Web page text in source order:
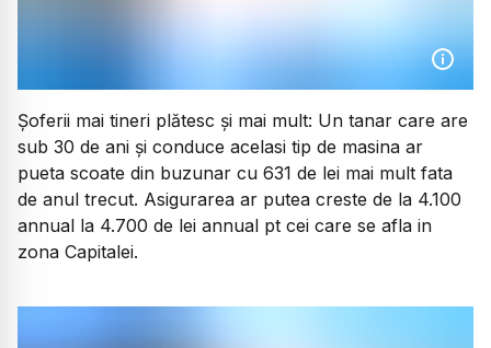
Șoferii mai tineri plătesc și mai mult: Un tanar care are
sub 30 de ani și conduce acelasi tip de masina ar
pueta scoate din buzunar cu 631 de lei mai mult fata
de anul trecut. Asigurarea ar putea creste de la 4.100
annual la 4.700 de lei annual pt cei care se afla in
zona Capitalei.